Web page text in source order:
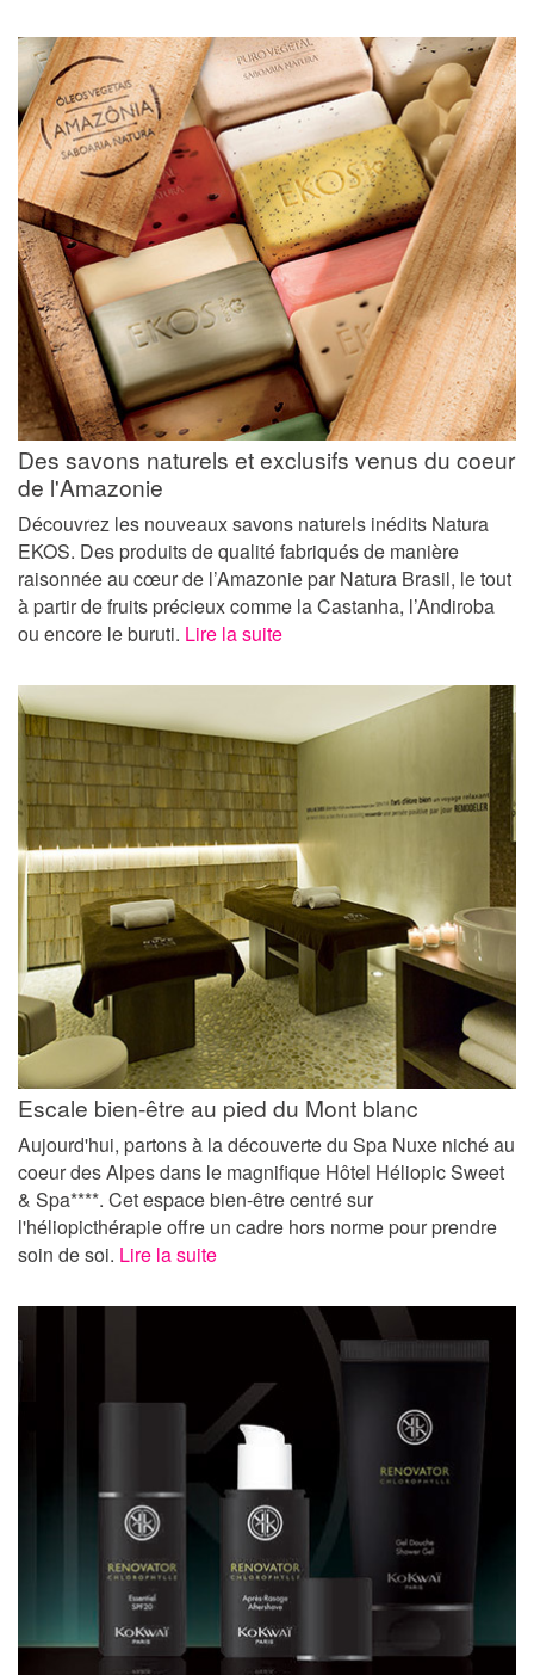
Des savons naturels et exclusifs venus du coeur
de l'Amazonie
Découvrez les nouveaux savons naturels inédits Natura
EKOS. Des produits de qualité fabriqués de manière
raisonnée au cœur de l’Amazonie par Natura Brasil, le tout
à partir de fruits précieux comme la Castanha, l’Andiroba
ou encore le buruti. Lire la suite
Escale bien-être au pied du Mont blanc
Aujourd'hui, partons à la découverte du Spa Nuxe niché au
coeur des Alpes dans le magnifique Hôtel Héliopic Sweet
& Spa****. Cet espace bien-être centré sur
l'héliopicthérapie offre un cadre hors norme pour prendre
soin de soi. Lire la suite